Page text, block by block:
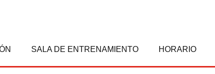
SALA DE ENTRENAMIENTO HORARIO